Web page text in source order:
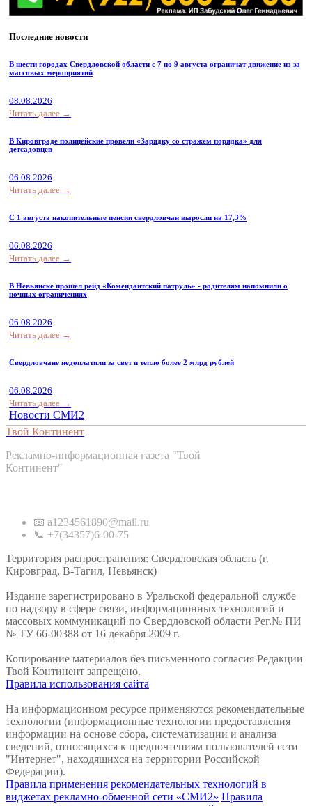
Последние новости
В шести городах Свердловской области с 7 по 9 августа ограничат движение из-за
массовых мероприятий
08.08.2026
Читать далее →
В Кировграде полицейские провели «Зарядку со стражем порядка» для
детсадовцев
06.08.2026
Читать далее →
С 1 августа накопительные пенсии свердловчан выросли на 17,3%
06.08.2026
Читать далее →
В Невьянске прошёл рейд «Комендантский патруль» - родителям напомнили о
ночных ограничениях
06.08.2026
Читать далее →
Свердловчане недоплатили за свет и тепло более 2 млрд рублей
06.08.2026
Читать далее →
Новости СМИ2
Твой Континент
Рекламно-информационная газета "Твой
Континент"
📧 a1234561890@mail.ru
📞 +7(34357)6-00-75
Территория распространения: Свердловская область (г.
Кировград, В-Тагил, Невьянск)
Издание зарегистрировано в Уральской федеральной службе
по надзору в сфере связи, информационных технологий и
массовых коммуникаций по Свердловской области Рег.№ ПИ
№ ТУ 66-00388 от 16 декабря 2009 г.
Копирование материалов без письменного согласия Редакции
Твой Континент запрещено.
Правила использования сайта
На информационном ресурсе применяются рекомендательные
технологии (информационные технологии предоставления
информации на основе сбора, систематизации и анализа
сведений, относящихся к предпочтениям пользователей сети
"Интернет", находящихся на территории Российской
Федерации).
Правила применения рекомендательных технологий в
виджетах рекламно-обменной сети «СМИ2» Правила